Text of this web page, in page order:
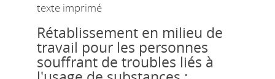
texte imprimé
Rétablissement en milieu de
travail pour les personnes
souffrant de troubles liés à